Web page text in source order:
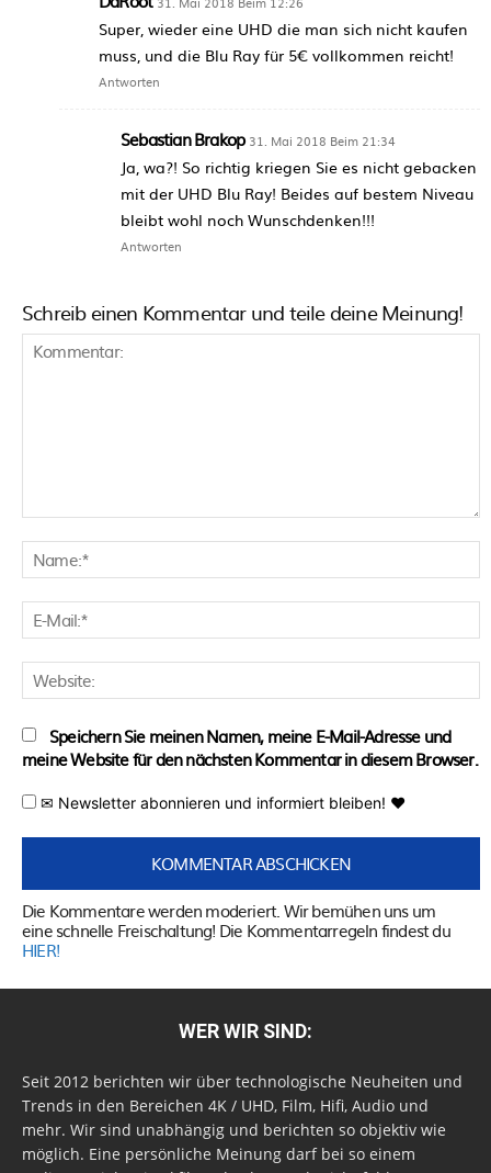
Super, wieder eine UHD die man sich nicht kaufen
muss, und die Blu Ray für 5€ vollkommen reicht!
Antworten
Sebastian Brakop 31. Mai 2018 Beim 21:34
Ja, wa?! So richtig kriegen Sie es nicht gebacken
mit der UHD Blu Ray! Beides auf bestem Niveau
bleibt wohl noch Wunschdenken!!!
Antworten
Schreib einen Kommentar und teile deine Meinung!
Speichern Sie meinen Namen, meine E-Mail-Adresse und
meine Website für den nächsten Kommentar in diesem Browser.
✉ Newsletter abonnieren und informiert bleiben! ♥
Die Kommentare werden moderiert. Wir bemühen uns um
eine schnelle Freischaltung! Die Kommentarregeln findest du
HIER!
WER WIR SIND:
Seit 2012 berichten wir über technologische Neuheiten und
Trends in den Bereichen 4K / UHD, Film, Hifi, Audio und
mehr. Wir sind unabhängig und berichten so objektiv wie
möglich. Eine persönliche Meinung darf bei so einem